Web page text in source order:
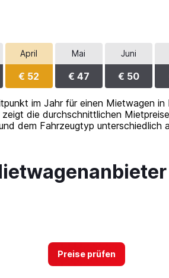
April
€ 52
Mai
€ 47
Juni
€ 50
im Jahr für einen Mietwagen
die durchschnittlichen
dem Fahrzeugtyp unterschiedlich
Preise prüfen